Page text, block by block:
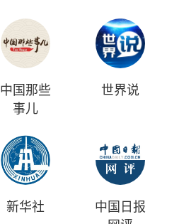
中国那些
事儿
世界说
新华社
中国日报